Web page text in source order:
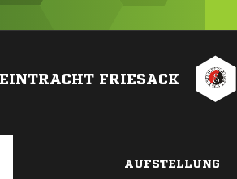
EINTRACHT FRIESACK
AUFSTELLUNG